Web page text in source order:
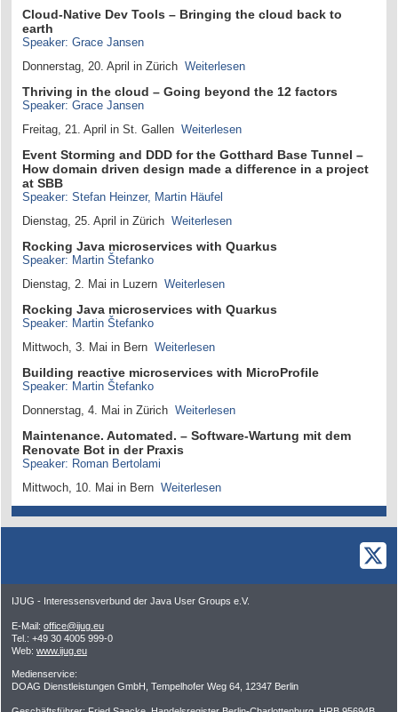
Cloud-Native Dev Tools – Bringing the cloud back to
earth
Speaker: Grace Jansen
Donnerstag, 20. April in Zürich Weiterlesen
Thriving in the cloud – Going beyond the 12 factors
Speaker: Grace Jansen
Freitag, 21. April in St. Gallen Weiterlesen
Event Storming and DDD for the Gotthard Base Tunnel –
How domain driven design made a difference in a project
at SBB
Speaker: Stefan Heinzer, Martin Häufel
Dienstag, 25. April in Zürich Weiterlesen
Rocking Java microservices with Quarkus
Speaker: Martin Štefanko
Dienstag, 2. Mai in Luzern Weiterlesen
Rocking Java microservices with Quarkus
Speaker: Martin Štefanko
Mittwoch, 3. Mai in Bern Weiterlesen
Building reactive microservices with MicroProfile
Speaker: Martin Štefanko
Donnerstag, 4. Mai in Zürich Weiterlesen
Maintenance. Automated. – Software-Wartung mit dem
Renovate Bot in der Praxis
Speaker: Roman Bertolami
Mittwoch, 10. Mai in Bern Weiterlesen
IJUG - Interessensverbund der Java User Groups e.V.
E-Mail: office@ijug.eu
Tel.: +49 30 4005 999-0
Web: www.ijug.eu
Medienservice:
DOAG Dienstleistungen GmbH, Tempelhofer Weg 64, 12347 Berlin